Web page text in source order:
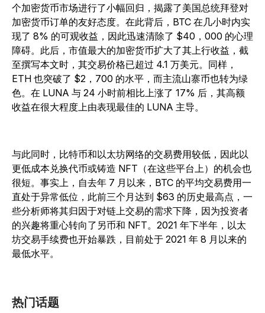
个加密货币市场进行了小幅回归，揭露了美国总统拜登对
加密货币订单的友好态度。在此背后，BTC 在几小时内实
现了 8% 的可观收益，因此迅速清除了 $40，000 的心理
障碍。此后，市值最大的加密货币扩大了其上行收益，截
至撰写本文时，其交易价格已超过 4.1 万美元。同样，
ETH 也突破了 $2，700 的水平，而主流山寨币也转为绿
色。在 LUNA 与 24 小时前相比上涨了 17% 后，其高额
收益在很大程度上由表现最佳的 LUNA 主导。
与此同时，比特币和以太坊网络的交易费用较低，因此以
更低成本兑换代币或铸造 NFT（在这些平台上）的机会也
很短。事实上，自去年 7 月以来，BTC 的平均交易费用一
直处于异常低位，此前三个月达到 $63 的历史最高点，一
些分析师将其归因于对链上交易的需求下降，因为投资者
的兴趣将重心转向了另币和 NFT。2021 年下半年，以太
坊交易手续费也开始暴跌，目前处于 2021 年 8 月以来的
最低水平。
热门话题